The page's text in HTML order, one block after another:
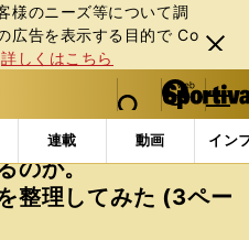
様のニーズ等について調
広告を表⽰する⽬的で Co
詳しくはこちら
閉じ
る
web Sportiva (webスポルティーバ)
検索
マイペ
ー
ジ
メニュ
連載 動画 イン
格闘技 ボクシング 【ボ
のか。
整理してみた (3ペー